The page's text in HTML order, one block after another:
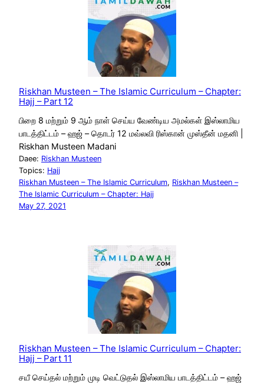
Riskhan Musteen – The Islamic Curriculum – Chapter:
Hajj – Part 12
பிறை 8 மற்றும் 9 ஆம் நாள் செய்ய வேண்டிய அமல்கள் இஸ்லாமிய
பாடத்திட்டம் – ஹஜ் – தொடர் 12 மவ்லவி ரிஸ்கான் முஸ்தீன் மதனி |
Riskhan Musteen Madani
Daee: Riskhan Musteen
Topics: Hajj
Riskhan Musteen – The Islamic Curriculum, Riskhan Musteen –
The Islamic Curriculum – Chapter: Hajj
May 27, 2021
Riskhan Musteen – The Islamic Curriculum – Chapter:
Hajj – Part 11
சயீ செய்தல் மற்றும் முடி வெட்டுதல் இஸ்லாமிய பாடத்திட்டம் – ஹஜ்